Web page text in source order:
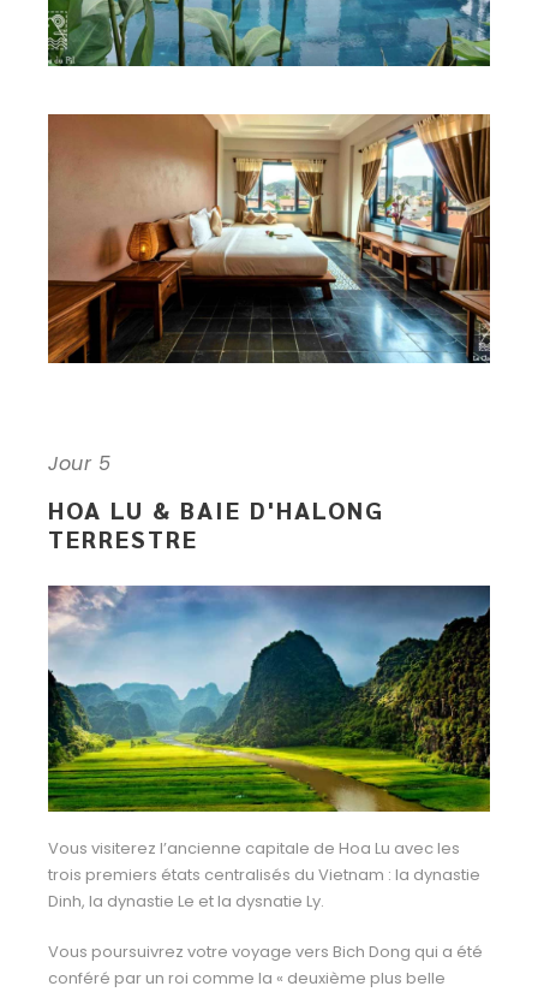
Jour 5
HOA LU & BAIE D'HALONG
TERRESTRE
Vous visiterez l’ancienne capitale de Hoa Lu avec les
trois premiers états centralisés du Vietnam : la dynastie
Dinh, la dynastie Le et la dysnatie Ly.
Vous poursuivrez votre voyage vers Bich Dong qui a été
conféré par un roi comme la « deuxième plus belle